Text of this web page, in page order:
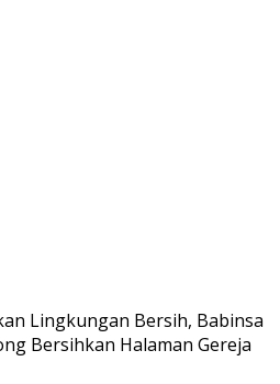
Lingkungan Bersih, Babinsa
Bersihkan Halaman Gereja